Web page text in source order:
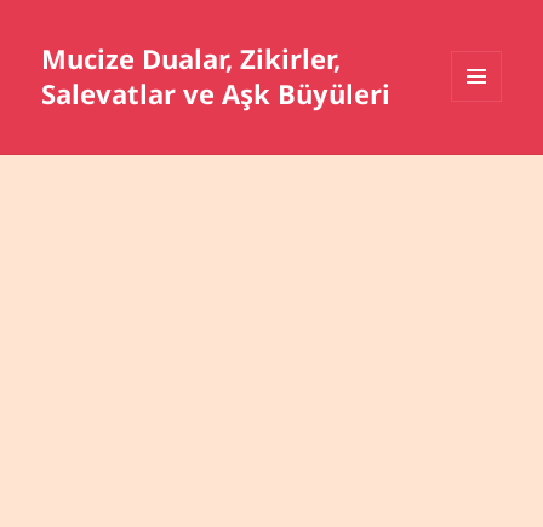
Mucize Dualar, Zikirler,
Salevatlar ve Aşk Büyüleri
BILEŞENLER